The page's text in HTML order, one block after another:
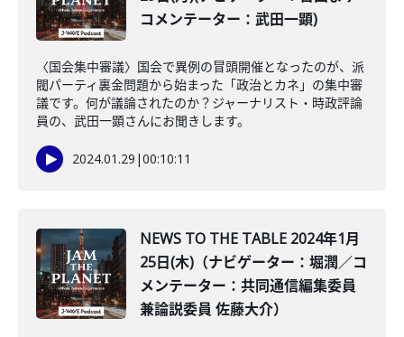
コメンテーター：武田一顕)
〈国会集中審議〉国会で異例の冒頭開催となったのが、派
閥パーティ裏金問題から始まった「政治とカネ」の集中審
議です。何が議論されたのか？ジャーナリスト・時政評論
員の、武田一顕さんにお聞きします。
2024.01.29 |00:10:11
NEWS TO THE TABLE 2024年1月
25日(木)（ナビゲーター：堀潤／コ
メンテーター：共同通信編集委員
兼論説委員 佐藤大介）